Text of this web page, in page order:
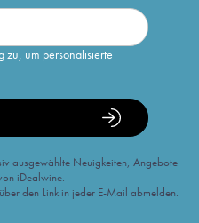
zu, um personalisierte
ausgewählte Neuigkeiten, Angebote
iDealwine.
den Link in jeder E-Mail abmelden.